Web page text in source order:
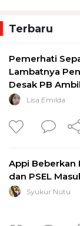
Terbaru
Pemerhati
Lambatnya
Desak PB
Lisa Emilda
Appi Beberkan
dan PSEL
Syukur Nutu